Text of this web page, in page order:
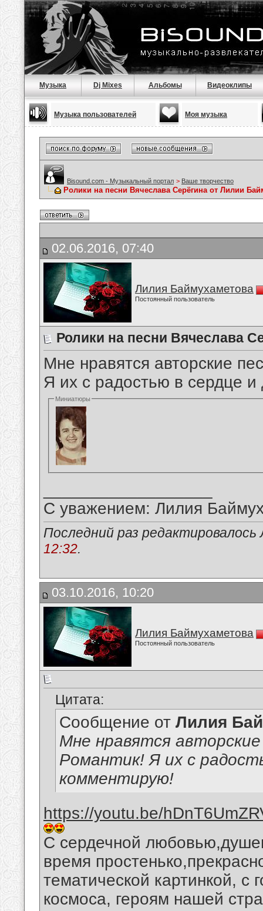
Музыка Dj Mixes Альбомы Видеоклипы
Музыка пользователей Моя музыка
Bisound.com - Музыкальный портал > Ваше творчество
Ролики на песни Вячеслава Серёгина от Лилии
02.06.2016, 07:40
Лилия Баймухаметова
Постоянный пользователь
Ролики на песни Вячеслава
Мне нравятся авторские
Я их с радостью в сердце
Миниатюры
С уважением: Лилия
Последний раз
12:32.
03.10.2016, 10:20
Лилия Баймухаметова
Постоянный пользователь
Цитата:
Сообщение от Лилия
Мне нравятся
Романтик! Я их с
комментирую!
https://youtu.be/
С сердечной
время
тематической картинкой, с
космоса, героям нашей